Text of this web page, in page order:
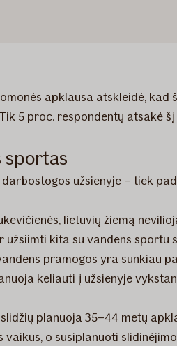
apklausa atskleidė,
5 proc. respondentų
sportas
užsienyje – tiek
lietuvių žiemą
kita su vandens
pramogos yra sunkiau
keliauti į užsienyje
planuoja 35–44 metų
o susiplanuoti